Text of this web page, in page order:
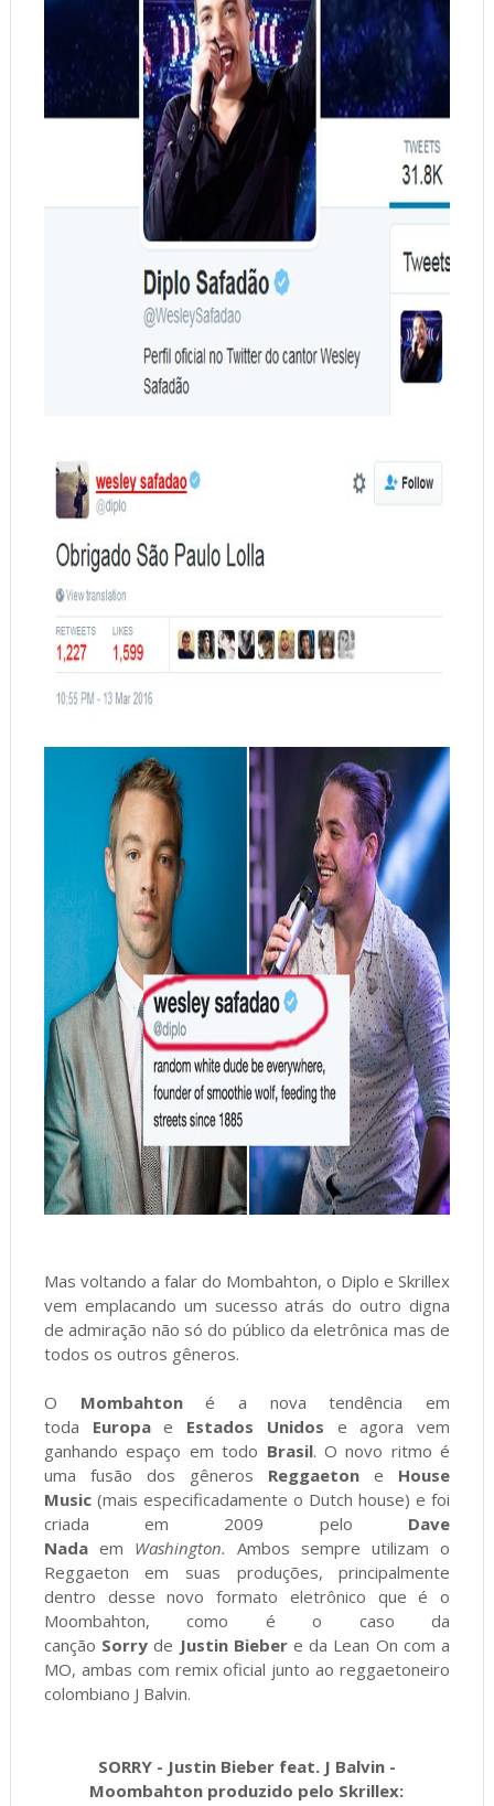
Mas voltando a falar do Mombahton, o Diplo e Skrillex
vem emplacando um sucesso atrás do outro digna
de admiração não só do público da eletrônica mas de
todos os outros gêneros.
O Mombahtoné a nova tendência em
toda Europae Estados Unidos e agora vem
ganhando espaço em todo Brasil. O novo ritmo é
uma fusão dos gêneros Reggaeton e House
Music(mais especificadamente o Dutch house) e foi
criada em 2009 pelo Dave
Nadaem Washington. Ambos sempre utilizam o
Reggaeton em suas produções, principalmente
dentro desse novo formato eletrônico que é o
Moombahton, como é o caso da
canção Sorry de Justin Biebere da Lean On com a
MO, ambas com remix oficial junto ao reggaetoneiro
colombiano J Balvin.
SORRY - Justin Bieber feat. J Balvin -
Moombahton produzido pelo Skrillex: